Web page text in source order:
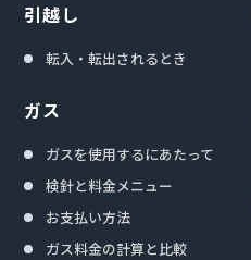
引越し
転入・転出されるとき
ガス
ガスを使用するにあたって
検針と料金メニュー
お支払い方法
ガス料金の計算と比較